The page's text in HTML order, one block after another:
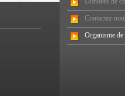
Contactez-
Organisme